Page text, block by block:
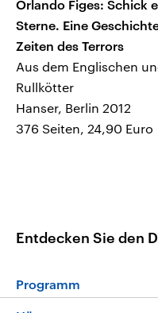
Orlando Figes: Schick
Sterne. Eine
Zeiten des Terrors
Aus dem Englischen
Rullkötter
Hanser, Berlin 2012
376 Seiten, 24,90 Euro
Entdecken Sie den
Programm